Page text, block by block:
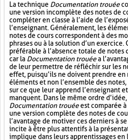
La technique Documentation trouée
une version incomplète des notes de
compléter en classe à l’aide de
l’enseignant. Généralement, les
notes de cours correspondent à des
phrases ou à la solution d’un
préférable à l’absence totale de notes
car la Documentation trouéea
de leur permettre de réfléchir sur les
effet, puisqu’ils ne doivent prendre en
éléments et non l’ensemble des
sur ce que leur apprend l’enseignant
manquent. Dans le même ordre
Documentation trouéeest comparée
une version complète des notes de
l’avantage de motiver ces derniers à
incite à être plus attentifs à la
implique dans leurs apprentissages